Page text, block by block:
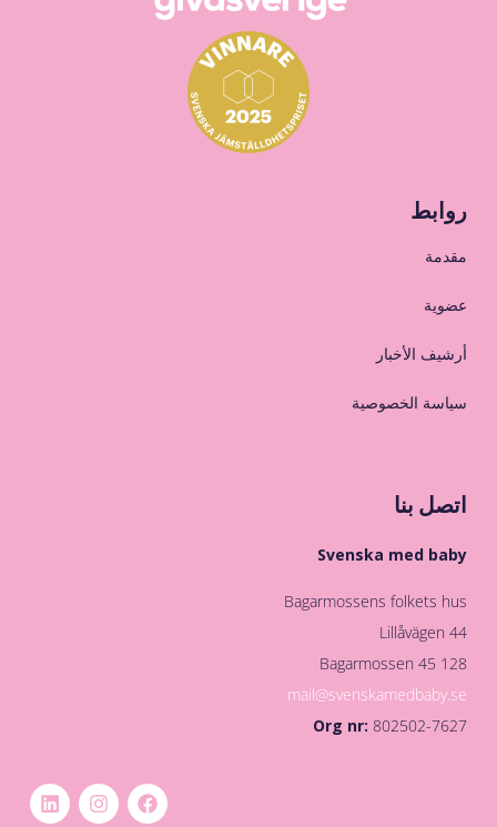
روابط
مقدمة
عضوية
أرشيف الأخبار
سياسة الخصوصية
اتصل بنا
Svenska med baby
Bagarmossens folkets hus
Lillåvägen 44
128 45 Bagarmossen
mail@svenskamedbaby.se
Org nr:802502-7627